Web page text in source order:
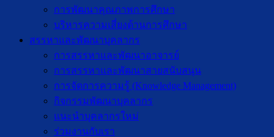
การพัฒนาคุณภาพการศึกษา
บริหารความเสี่ยงด้านการศึกษา
สรรหาและพัฒนาบุคลากร
การสรรหาและพัฒนาอาจารย์
การสรรหาและพัฒนาสายสนับสนุน
การจัดการความรู้ (Knowledge Management)
กิจกรรมพัฒนาบุคลากร
แนะนำบุคลากรใหม่
ร่วมงานกับเรา